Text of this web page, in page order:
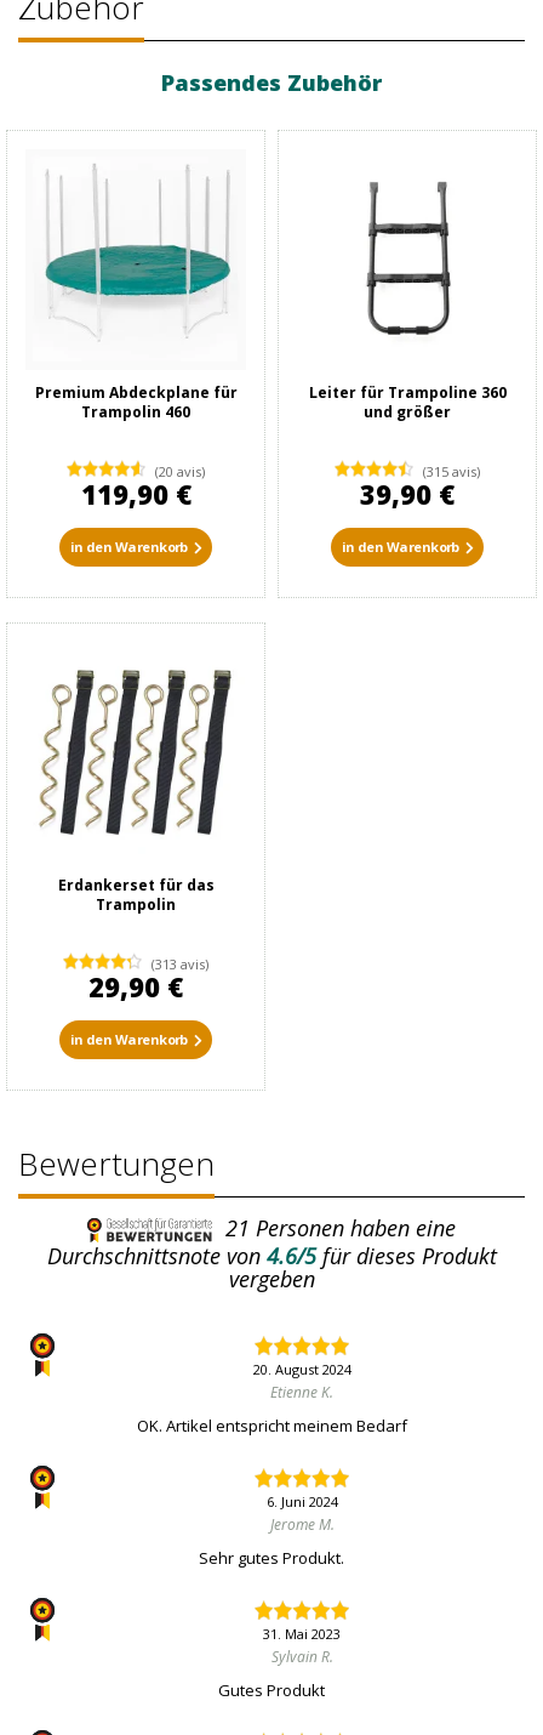
Passendes Zubehör
Premium Abdeckplane für
Trampolin 460
(20 avis)
119,90 €
in den Warenkorb
Leiter für Trampoline 360
und größer
(315 avis)
39,90 €
in den Warenkorb
Erdankerset für das
Trampolin
(313 avis)
29,90 €
in den Warenkorb
Bewertungen
21 Personen haben eine
Durchschnittsnote von4.6/5für dieses Produkt
vergeben
20. August 2024
Etienne K.
OK. Artikel entspricht meinem Bedarf
6. Juni 2024
Jerome M.
Sehr gutes Produkt.
31. Mai 2023
Sylvain R.
Gutes Produkt